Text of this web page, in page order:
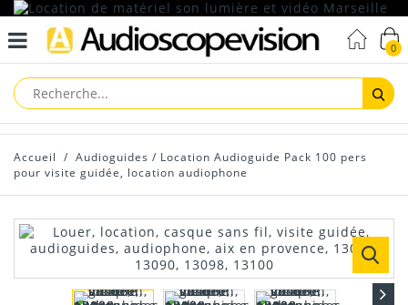
0
Accueil / Audioguides / Location Audioguide Pack 100 pers
pour visite guidée, location audiophone